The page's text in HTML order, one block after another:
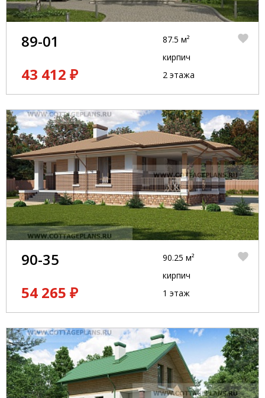
89-01
43 412 ₽
87.5 м²
кирпич
2 этажа
90-35
54 265 ₽
90.25 м²
кирпич
1 этаж